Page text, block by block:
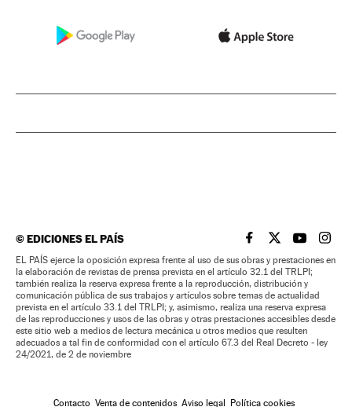
©EDICIONES EL PAÍS EL PAÍS BRASIL EN
EL PAÍSEL PAÍS
EL
EL PAÍS ejerce la oposición expresa frente al uso de sus obras y prestaciones en
la elaboración de revistas de prensa prevista en el artículo 32.1 del TRLPI;
también realiza la reserva expresa frente a la reproducción, distribución y
comunicación pública de sus trabajos y artículos sobre temas de actualidad
prevista en el artículo 33.1 del TRLPI; y, asimismo, realiza una reserva expresa
de las reproducciones y usos de las obras y otras prestaciones accesibles desde
este sitio web a medios de lectura mecánica u otros medios que resulten
adecuados a tal fin de conformidad con el artículo 67.3 del Real Decreto - ley
24/2021, de 2 de noviembre
Contacto Venta de contenidos Aviso legal Política cookies